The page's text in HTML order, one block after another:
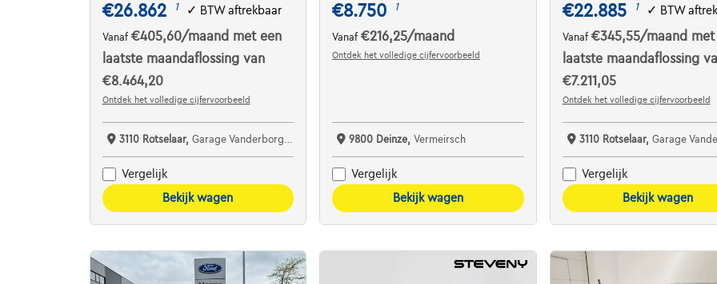
€26.862 1 ✓ BTW aftrekbaar
Vanaf €405,60/maand met een
laatste maandaflossing van
€8.464,20
Ontdek het volledige cijfervoorbeeld
3110 Rotselaar, Garage Vanderborght Rotselaar
Vergelijk
Bekijk wagen
€8.750 1
Vanaf€216,25/maand
Ontdek het volledige cijfervoorbeeld
9800 Deinze,Vermeirsch
Vergelijk
Bekijk wagen
€22.885 1 ✓ BTW
Vanaf €345,55/maand met
laatste maandaflossing
€7.211,05
Ontdek het volledige cijfervoorbeeld
3110 Rotselaar, Garage Vanderborght
Vergelijk
Bekijk wagen